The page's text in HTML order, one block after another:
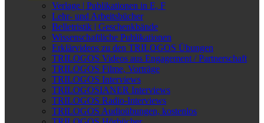
Verlage | Publikationen in E, F
Lehr- und Arbeitsbücher
Belletristik | Geschenkbände
Wissenschaftliche Publikationen
Erklärvideos zu den TRILOGOS Übungen
TRILOGOS Videos aus Engagement / Partnerschaft
TRILOGOS Filme, Vorträge
TRILOGOS Interviews
TRILOGOSIANER Interviews
TRILOGOS Radio-Interviews
TRILOGOS Audioübungen, kostenlos